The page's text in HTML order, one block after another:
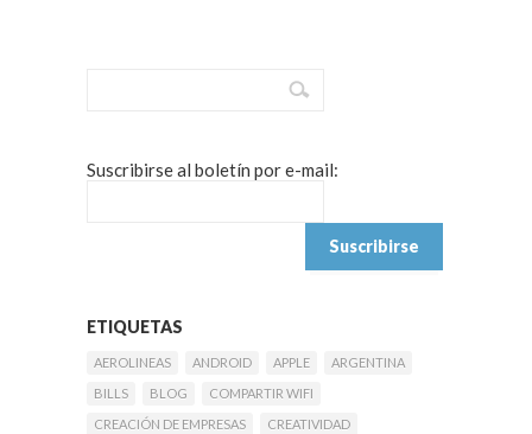
Suscribirse al boletín por e-mail:
ETIQUETAS
AEROLINEAS ANDROID APPLE
ARGENTINA
BILLS
BLOG
COMPARTIR WIFI
CREACIÓN DE EMPRESAS
CREATIVIDAD